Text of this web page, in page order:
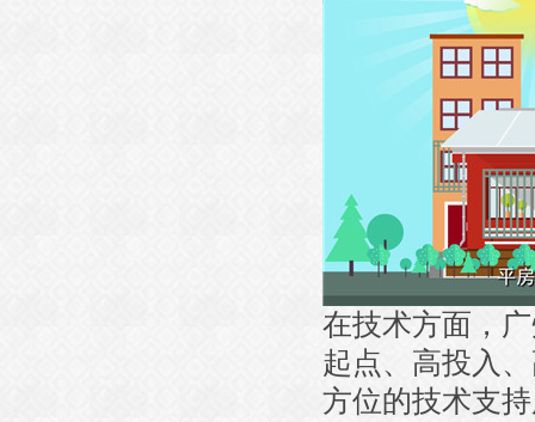
在技术方面，
起点、高投入
方位的技术支